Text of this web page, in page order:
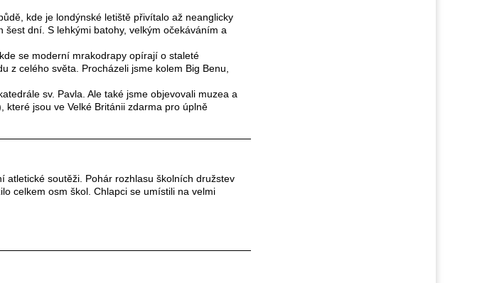
kde je londýnské letiště přivítalo až neanglicky
dní. S lehkými batohy, velkým očekáváním a
se moderní mrakodrapy opírají o staleté
z celého světa. Procházeli jsme kolem Big Benu,
sv. Pavla. Ale také jsme objevovali muzea a
které jsou ve Velké Británii zdarma pro úplně
atletické soutěži. Pohár rozhlasu školních družstev
celkem osm škol. Chlapci se umístili na velmi